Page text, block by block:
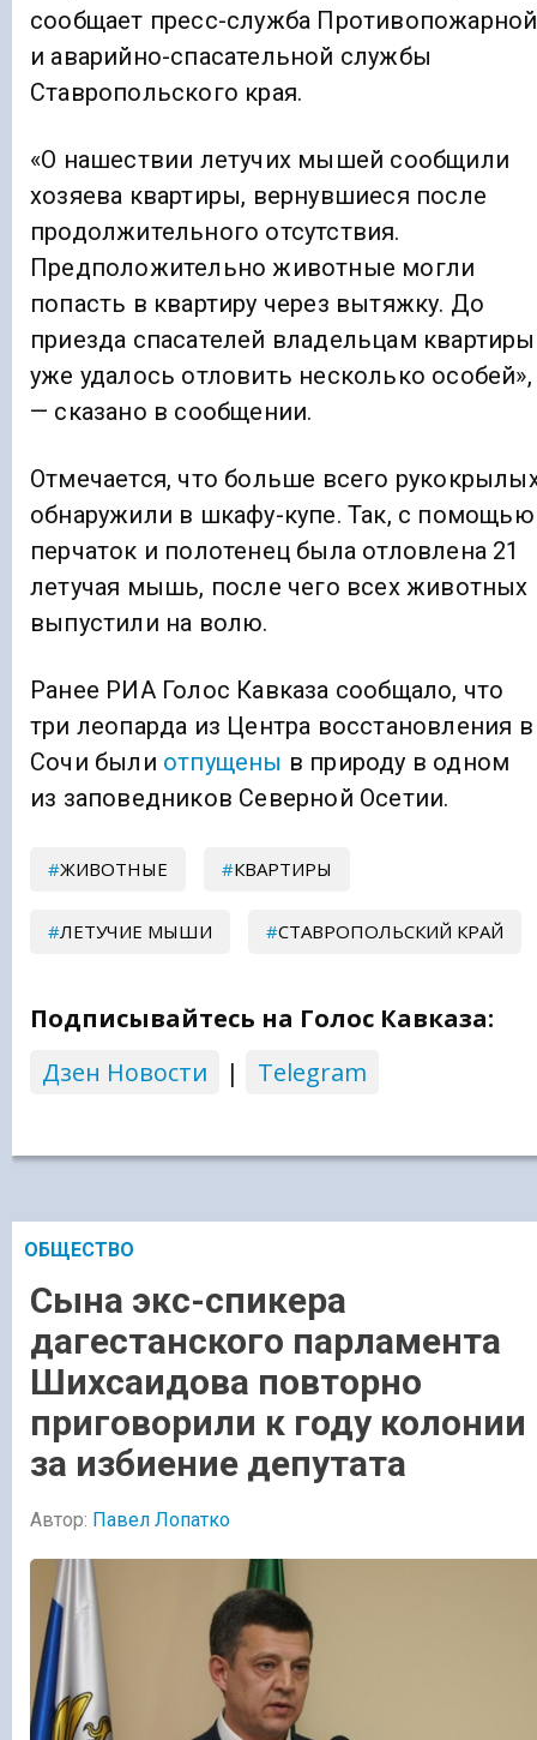
сообщает пресс-служба Противопожарной
и аварийно-спасательной службы
Ставропольского края.
«О нашествии летучих мышей сообщили
хозяева квартиры, вернувшиеся после
продолжительного отсутствия.
Предположительно животные могли
попасть в квартиру через вытяжку. До
приезда спасателей владельцам квартиры
уже удалось отловить несколько особей»,
— сказано в сообщении.
Отмечается, что больше всего
обнаружили в шкафу-купе. Так, с помощью
перчаток и полотенец была отловлена 21
летучая мышь, после чего всех животных
выпустили на волю.
Ранее РИА Голос Кавказа сообщало, что
три леопарда из Центра восстановления в
Сочи были отпущены в природу в одном
из заповедников Северной Осетии.
ЖИВОТНЫЕ КВАРТИРЫ
ЛЕТУЧИЕ МЫШИ СТАВРОПОЛЬСКИЙ КРАЙ
Подписывайтесь на Голос Кавказа:
Дзен Новости
| Telegram
ОБЩЕСТВО
Сына экс-спикера
дагестанского парламента
Шихсаидова повторно
приговорили к году колонии
за избиение депутата
Автор: Павел Лопатко